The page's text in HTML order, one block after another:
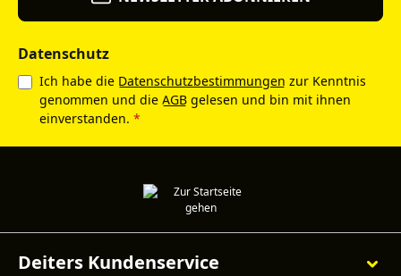
Datenschutz
Ich habe die Datenschutzbestimmungen zur Kenntnis
genommen und die AGB gelesen und bin mit ihnen
einverstanden. *
Deiters Kundenservice